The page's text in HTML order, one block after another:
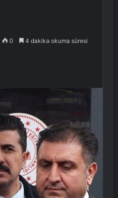
0 4 dakika okuma süresi